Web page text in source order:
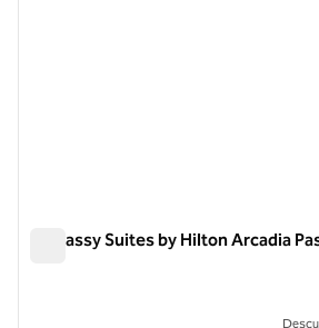
Embassy Suites by Hilton Arcadia